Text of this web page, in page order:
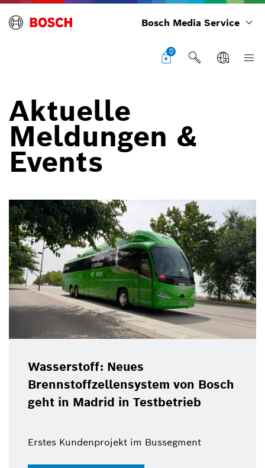
Bosch Media Service
0
Aktuelle
Meldungen &
Events
Wasserstoff: Neues
Brennstoffzellensystem von Bosch
geht in Madrid in Testbetrieb
Erstes Kundenprojekt im Bussegment